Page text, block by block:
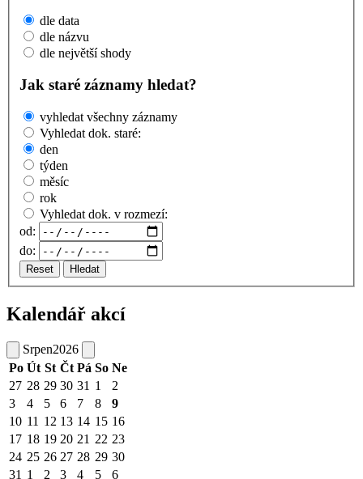
dle data
dle názvu
dle největší shody
Jak staré záznamy hledat?
vyhledat všechny záznamy
Vyhledat dok. staré:
den
týden
měsíc
rok
Vyhledat dok. v rozmezí:
od:
do:
Reset Hledat
Kalendář akcí
Srpen2026
Po Út St Čt Pá So Ne
27 28 29 30 31 1
2
3
4 5 6 7 8
9
10 11 12 13 14 15 16
17 18 19 20 21 22 23
24 25 26 27 28 29 30
31 1 2 3 4 5 6